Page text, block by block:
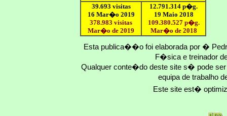
39.693 visitas
16 Mar�o 2019
378.983 visitas
Mar�o de 2019
12.791.314 p�g.
19 Maio 2018
109.380.527p�g.
Mar�o de 2018
Esta publica��o foi elaborada por �
F�sica e treinador
Qualquer conte�do deste site s� pode
equipa de trabalho
Este site est�